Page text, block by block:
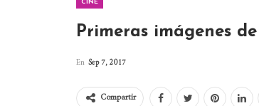
CINE
Primeras imágenes
En Sep 7, 2017
Compartir